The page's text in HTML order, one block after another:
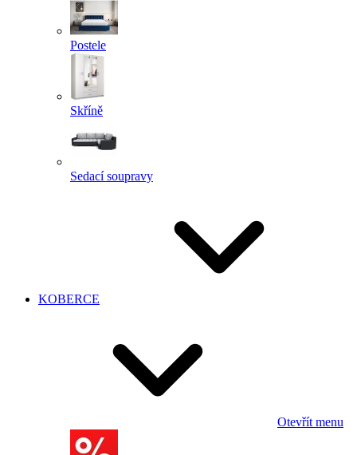
Postele
Skříně
Sedací soupravy
KOBERCE
Otevřít menu